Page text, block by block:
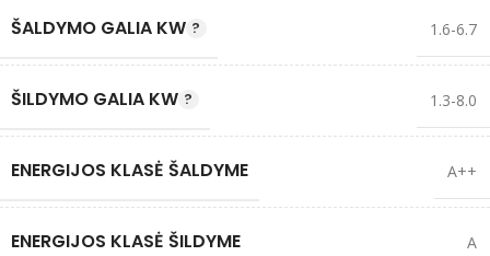
ŠALDYMO GALIA KW 1.6-6.7
ŠILDYMO GALIA KW 1.3-8.0
ENERGIJOS KLASĖ ŠALDYME A++
ENERGIJOS KLASĖ ŠILDYME A